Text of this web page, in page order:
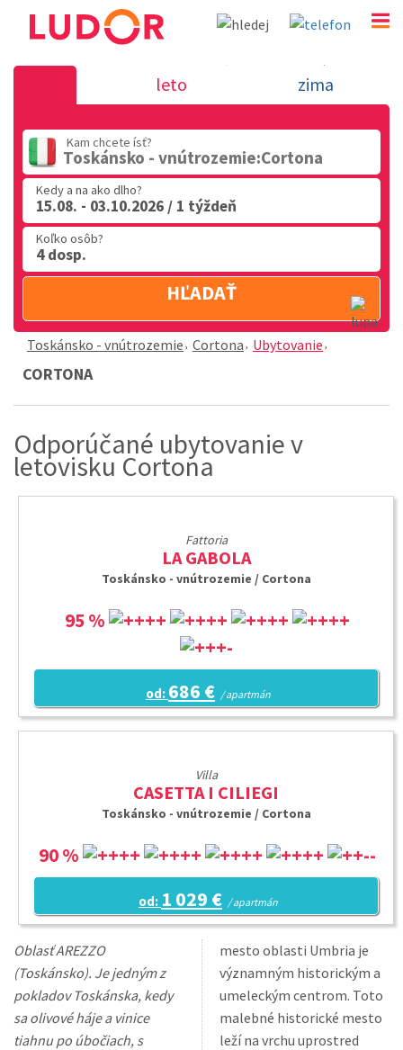
Cortona - Toskánsko -
02 2063 3182
Po-Pia: 9.00 - 16.00
leto zima
Kam chcete ísť?
Toskánsko - vnútrozemie:Cortona
Kedy a na ako dlho?
15.08. - 03.10.2026 / 1 týždeň
Koľko osôb?
4 dosp.
HĽADAŤ
Toskánsko - vnútrozemie Cortona Ubytovanie
CORTONA
Odporúčané ubytovanie v
letovisku Cortona
Fattoria
LA GABOLA
Toskánsko - vnútrozemie / Cortona
95 %
od: 686 € / apartmán
Villa
CASETTA I CILIEGI
Toskánsko - vnútrozemie / Cortona
90 %
od: 1 029 € / apartmán
Oblasť AREZZO
(Toskánsko). Je jedným z
pokladov Toskánska, kedy
sa olivové háje a vinice
tiahnu po úbočiach, s
mesto oblasti Umbria je
významným historickým a
umeleckým centrom. Toto
malebné historické mesto
leží na vrchu uprostred